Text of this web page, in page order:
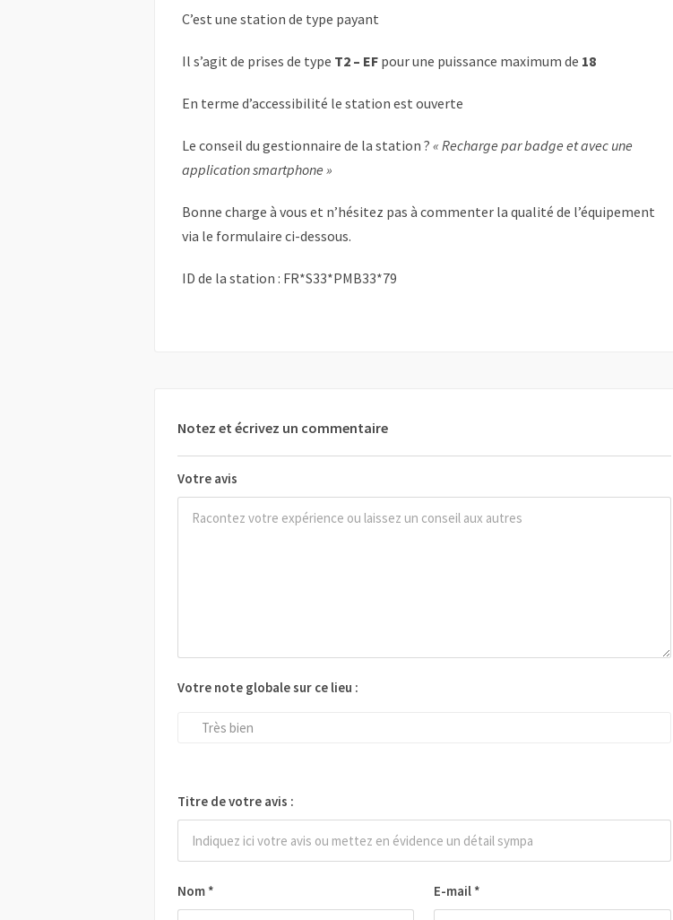
C’est une station de type payant
Il s’agit de prises de type T2 – EF pour une puissance maximum de 18
En terme d’accessibilité le station est ouverte
Le conseil du gestionnaire de la station ? « Recharge par badge et avec une
application smartphone »
Bonne charge à vous et n’hésitez pas à commenter la qualité de l’équipement
via le formulaire ci-dessous.
ID de la station : FR*S33*PMB33*79
Notez et écrivez un commentaire
Votre avis
Nom * E-mail *
Votre note globale sur ce lieu :
Très bien
Titre de votre avis :